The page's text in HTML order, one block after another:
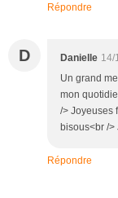
Répondre
D Danielle 14/
Un grand
mon
/> Joyeuses
bisous<br />
Répondre